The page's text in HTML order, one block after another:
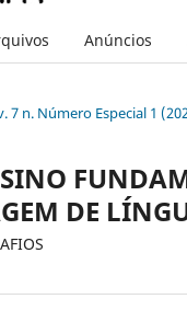
Anúncios
7 n. Número Especial 1
DE